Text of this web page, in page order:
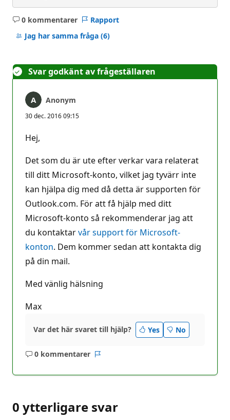
0 kommentarer
Inga
kommentarer
Rapport
Jag har samma fråga (6)
Svar godkänt av frågeställaren
Anonym
30 dec. 2016 09:15
Hej,
Det som du är ute efter verkar vara relaterat
till ditt Microsoft-konto, vilket jag tyvärr inte
kan hjälpa dig med då detta är supporten för
Outlook.com. För att få hjälp med ditt
Microsoft-konto så rekommenderar jag att
du kontaktarvår support för Microsoft-
konton. Dem kommer sedan att kontakta dig
på din mail.
Med vänlig hälsning
Max
Var det här svaret till hjälp? Yes No
0 kommentarer
Inga
0 ytterligare svar